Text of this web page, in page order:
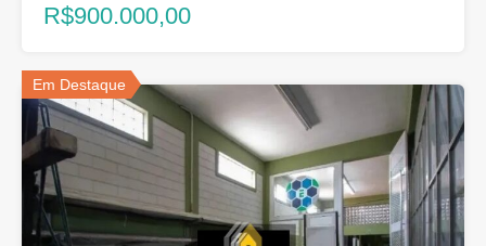
R$900.000,00
Em Destaque